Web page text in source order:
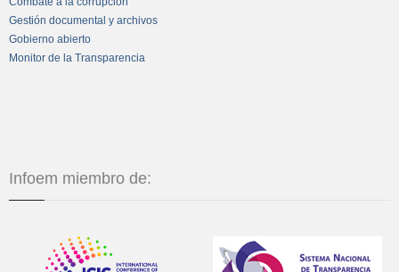
Gestión documental y archivos
Gobierno abierto
Monitor de la Transparencia
Infoem miembro de: